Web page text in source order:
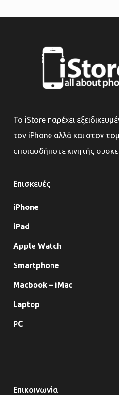
Το iStore παρέχει
τον iPhone αλλά και στον
οποιασδήποτε κινητής
Επισκευές
iPhone
iPad
Apple Watch
Smartphone
Macbook – iMac
Laptop
PC
Επικοινωνία